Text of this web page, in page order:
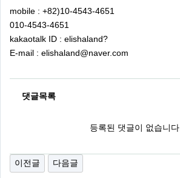
mobile : +82)10-4543-4651
010-4543-4651
kakaotalk ID : elishaland?
E-mail : elishaland@naver.com
댓글목록
등록된 댓글이 없습니다.
이전글 다음글